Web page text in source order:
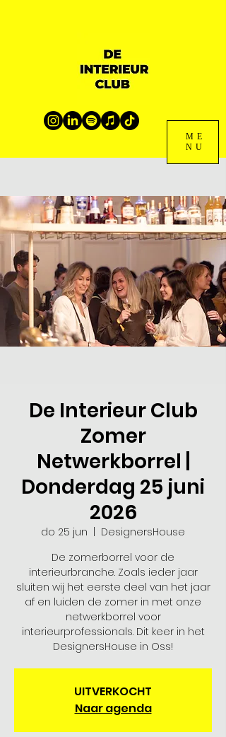
ME
NU
De Interieur Club
Zomer
Netwerkborrel |
Donderdag 25 juni
2026
do 25 jun
DesignersHouse
De zomerborrel voor de
interieurbranche. Zoals ieder jaar
sluiten wij het eerste deel van het jaar
af en luiden de zomer in met onze
netwerkborrel voor
interieurprofessionals. Dit keer in het
DesignersHouse in Oss!
UITVERKOCHT
Naar agenda